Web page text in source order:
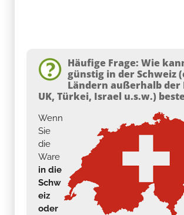
Häufige Frage: Wie
günstig in der Schweiz
Ländern außerhalb der
UK, Türkei, Israel u.s.w.)
Wenn
Sie
die
Ware
in die
Schw
eiz
oder